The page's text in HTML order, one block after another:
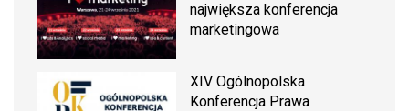
największa konferencja
marketingowa
XIV Ogólnopolska
Konferencja Prawa